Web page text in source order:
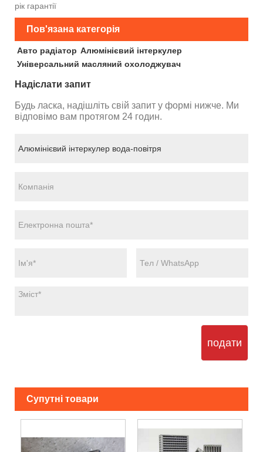
рік гарантії
Пов'язана категорія
Авто радіатор Алюмінієвий інтеркулер
Універсальний масляний охолоджувач
Надіслати запит
Будь ласка, надішліть свій запит у формі нижче. Ми
відповімо вам протягом 24 годин.
подати
Супутні товари